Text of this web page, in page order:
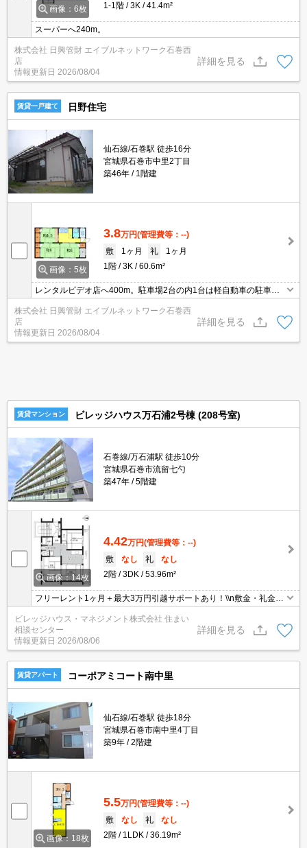
画像：6枚
1-1階
3K 41.4m²
スーパーへ240m。
株式会社 日興管財 エイブルネットワーク石巻西
店
情報更新日 2026/08/04
詳細を見る
賃貸一戸建て 日野住宅
仙石線/石巻駅 徒歩16分
宮城県石巻市中里2丁目
築46年
1階建
画像：5枚
3.8万円(管理費等：--)
敷
1ヶ月 礼
1ヶ月
1階
3K 60.6m²
レンタルビデオ店へ400m。駐車場2台の内1台は軽自動車の駐車ス
ペースになります。
株式会社 日興管財 エイブルネットワーク石巻西
店
情報更新日 2026/08/04
詳細を見る
賃貸マンション ビレッジハウス万石浦2号棟 (208号室)
石巻線/万石浦駅 徒歩10分
宮城県石巻市流留七勺
築47年
5階建
画像：14枚
4.42万円(管理費等：--)
敷
なし 礼
なし
2階
3DK 53.96m²
フリーレント1ヶ月＋最大3万円引越サポートあり！\\n敷金・礼金・
更新料・鍵交換手数料0円！※契約内容や審査の結果、敷金をお預
かりする場合がございます。
ビレッジハウス・マネジメント株式会社 住まい
相談センター
情報更新日 2026/08/06
詳細を見る
賃貸アパート コーポアミコート南中里
仙石線/石巻駅 徒歩18分
宮城県石巻市南中里4丁目
築9年
2階建
画像：18枚
5.5万円(管理費等：--)
敷
なし 礼
なし
2階
1LDK 36.19m²